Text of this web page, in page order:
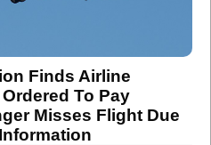
Finds Airline
To Pay
Misses Flight Due